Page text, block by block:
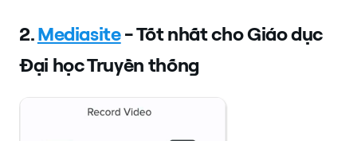
2.Mediasite- Tốt nhất cho Giáo dục
Đại học Truyền thống